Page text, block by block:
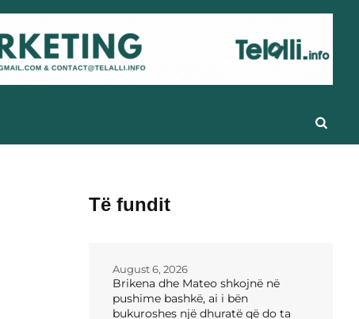
Të fundit
Brikena dhe Mateo shkojnë në
pushime bashkë, ai i bën
bukuroshes një dhuratë që do ta
August 6, 2026